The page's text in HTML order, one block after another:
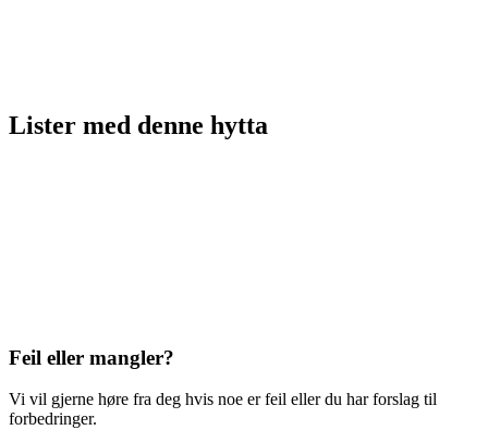
Lister med denne hytta
Feil eller mangler?
Vi vil gjerne høre fra deg hvis noe er feil eller du har forslag til
forbedringer.